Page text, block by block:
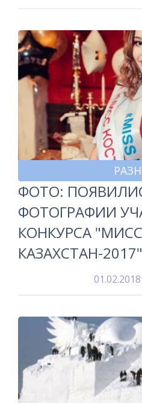
ФОТО:
ФОТОГРАФИИ
КОНКУРСА "МИСС
КАЗАХСТАН-2017"